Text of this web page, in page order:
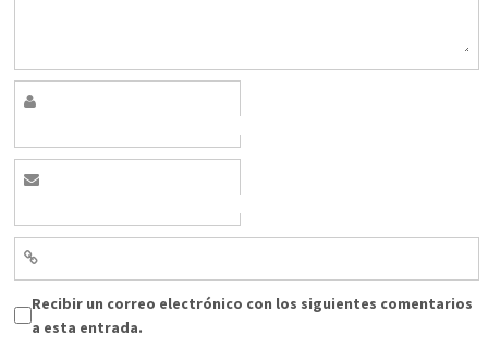
Recibir un correo electrónico con los siguientes comentarios
a esta entrada.